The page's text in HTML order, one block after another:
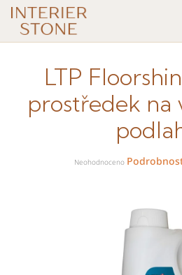
Přejít
obsah
LTP
prostředek na
Průměrné
hodnocení
Neohodnoceno